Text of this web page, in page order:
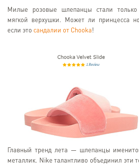
Милые розовые шлепанцы стали
мягкой верхушки. Может ли принцесса
если это сандалии от Chooka!
Главный тренд лета — шлепанцы
металлик. Nike талантливо объединил эти